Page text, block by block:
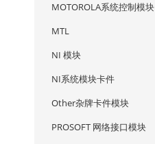
MOTOROLA系统控制模块
MTL
NI 模块
NI系统模块卡件
Other杂牌卡件模块
PROSOFT 网络接口模块